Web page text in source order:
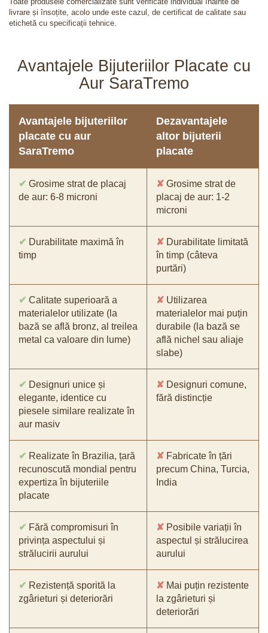
livrare și însoțite, acolo unde este cazul, de certificat de calitate sau
etichetă cu specificații tehnice.
Avantajele Bijuteriilor Placate cu
Aur SaraTremo
Avantajele bijuteriilor
placate cu aur
SaraTremo
Dezavantajele
altor bijuterii
placate
✔ Grosime strat de placaj
de aur: 6-8 microni
✘ Grosime strat de
placaj de aur: 1-2
microni
✔ Durabilitate maximă în
timp
✘ Durabilitate limitată
în timp (câteva
purtări)
✔ Calitate superioară a
materialelor utilizate (la
bază se află bronz, al treilea
metal ca valoare din lume)
✘ Utilizarea
materialelor mai puțin
durabile (la bază se
află nichel sau aliaje
slabe)
✔ Designuri unice și
elegante, identice cu
piesele similare realizate în
aur masiv
✘ Designuri comune,
fără distincție
✔ Realizate în Brazilia, țară
recunoscută mondial pentru
expertiza în bijuteriile
placate
✘ Fabricate în țări
precum China, Turcia,
India
✔ Fără compromisuri în
privința aspectului și
strălucirii aurului
✘ Posibile variații în
aspectul și strălucirea
aurului
✔ Rezistență sporită la
zgârieturi și deteriorări
✘ Mai puțin rezistente
la zgârieturi și
deteriorări